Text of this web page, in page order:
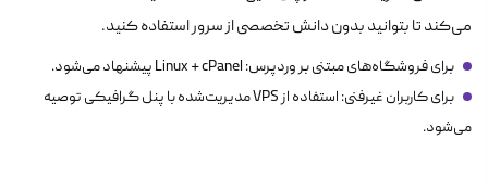
می‌کند تا بتوانید بدون دانش تخصصی از سرور استفاده کنید.
برای فروشگاه‌های مبتنی بر وردپرس: Linux + cPanel پیشنهاد می‌شود.
برای کاربران غیر‌فنی: استفاده از VPS مدیریت‌شده با پنل گرافیکی توصیه
می‌شود.